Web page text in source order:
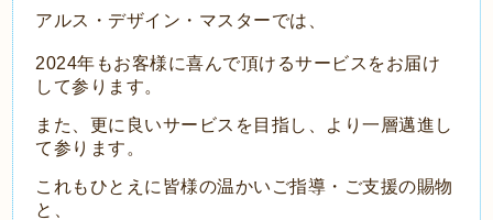
アルス・デザイン・マスターでは、
2024年もお客様に喜んで頂けるサービスをお届け
して参ります。
また、更に良いサービスを目指し、より一層邁進し
て参ります。
これもひとえに皆様の温かいご指導・ご支援の賜物
と、